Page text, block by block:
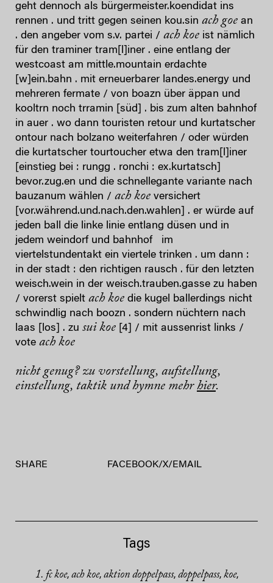
geht dennoch als bürgermeister.koendidat ins
rennen . und tritt gegen seinen kou.sin ach goe an
. den angeber vom s.v. partei / ach koe ist nämlich
für den traminer tram[l]iner . eine entlang der
westcoast am mittle.mountain erdachte
[w]ein.bahn . mit erneuerbarer landes.energy und
mehreren fermate / von boazn über äppan und
kooltrn noch trramin [süd] . bis zum alten bahnhof
in auer . wo dann touristen retour und kurtatscher
ontour nach bolzano weiterfahren / oder würden
die kurtatscher tourtoucher etwa den tram[l]iner
[einstieg bei : rungg . ronchi : ex.kurtatsch]
bevor.zug.en und die schnellegante variante nach
bauzanum wählen / ach koe versichert
[vor.während.und.nach.den.wahlen] . er würde auf
jeden ball die linke linie entlang düsen und in
jedem weindorf und bahnhof im
viertelstundentakt ein viertele trinken . um dann :
in der stadt : den richtigen rausch . für den letzten
weisch.wein in der weisch.trauben.gasse zu haben
/ vorerst spielt ach koe die kugel ballerdings nicht
schwindlig nach boozn . sondern nüchtern nach
laas [los] . zu sui koe [4] / mit aussenrist links /
vote ach koe
nicht genug? zu vorstellung, aufstellung,
einstellung, taktik und hymne mehrhier.
SHARE FACEBOOK/X/ EMAIL
Tags
1. fc koe, ach koe, aktion doppelpass, doppelpass, koe,